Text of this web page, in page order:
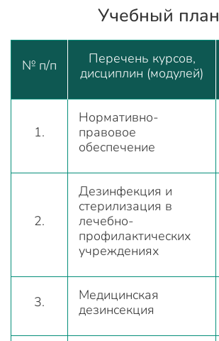
Учебный план
№ п/п
Перечень курсов,
дисциплин (модулей)
1.
Нормативно-
правовое
обеспечение
2.
Дезинфекция и
стерилизация в
лечебно-
профилактических
учреждениях
3.
Медицинская
дезинсекция